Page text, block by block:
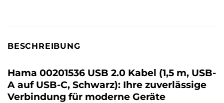
BESCHREIBUNG
Hama 00201536 USB 2.0 Kabel (1,5 m, USB-
A auf USB-C, Schwarz): Ihre zuverlässige
Verbindung für moderne Geräte